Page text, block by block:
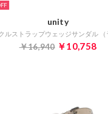
unity
￥16,940 ￥10,758